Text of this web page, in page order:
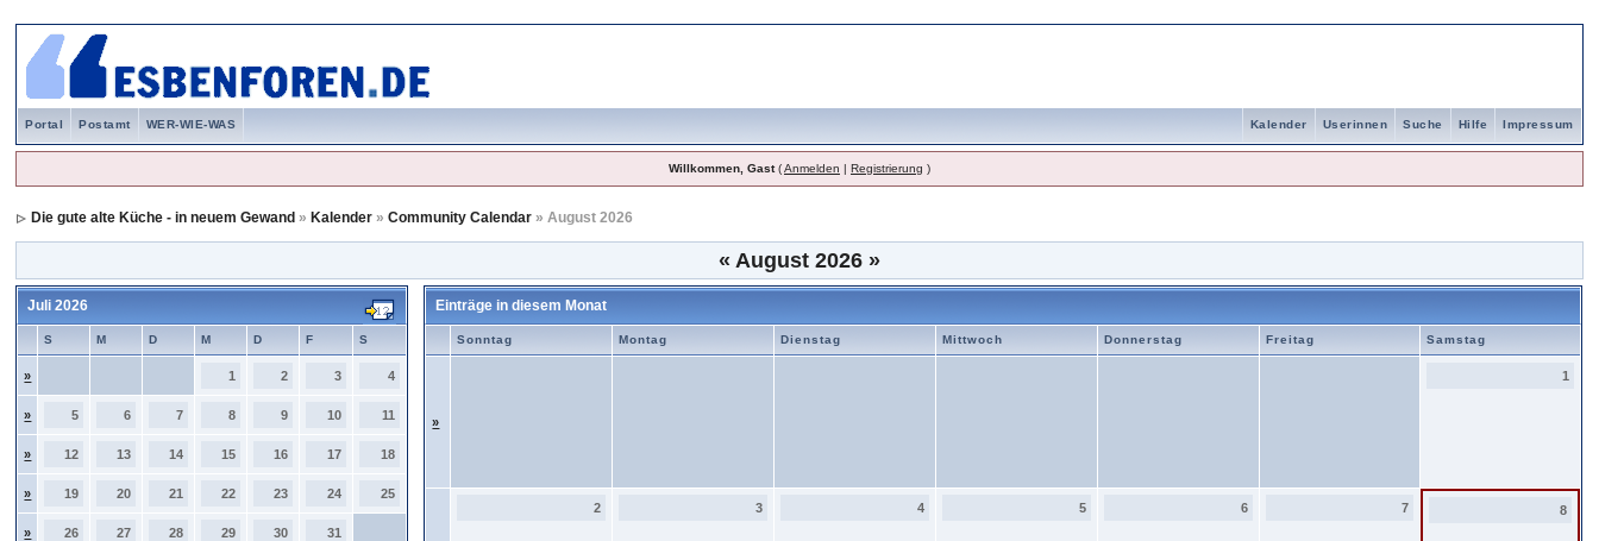
Portal Postamt WER-WIE-WAS Impressum
Hilfe
Suche
Userinnen
Kalender
Willkommen, Gast(Anmelden | Registrierung )
Die gute alte Küche - in neuem Gewand » Kalender »Community Calendar » August 2026
« August 2026 »
Juli 2026
S M D M D F S
» 1 2 3 4
» 5 6 7 8 9 10 11
» 12 13 14 15 16 17 18
» 19 20 21 22 23 24 25
» 26 27 28 29 30 31
Einträge in diesem Monat
Sonntag Montag Dienstag Mittwoch Donnerstag Freitag Samstag
»
1
2 3 4 5 6 7 8